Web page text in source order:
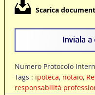
Scarica
Numero Protocolo
Tags : ipoteca, notaio,
responsabilità